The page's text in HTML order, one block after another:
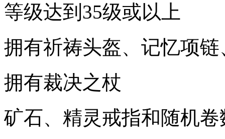
等级达到35级或以上
拥有祈祷头盔、记忆项
拥有裁决之杖
矿石、精灵戒指和随机